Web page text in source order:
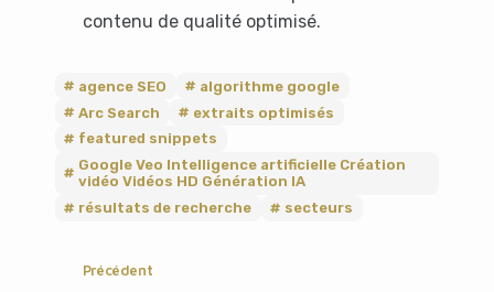
contenu de qualité optimisé.
agence SEO
algorithme google
Arc Search
extraits optimisés
featured snippets
Google Veo Intelligence artificielle Création
vidéo Vidéos HD Génération IA
résultats de recherche
secteurs
Précédent
No Thanks